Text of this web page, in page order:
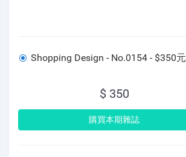
Shopping Design - No.0154 - $350元
$ 350